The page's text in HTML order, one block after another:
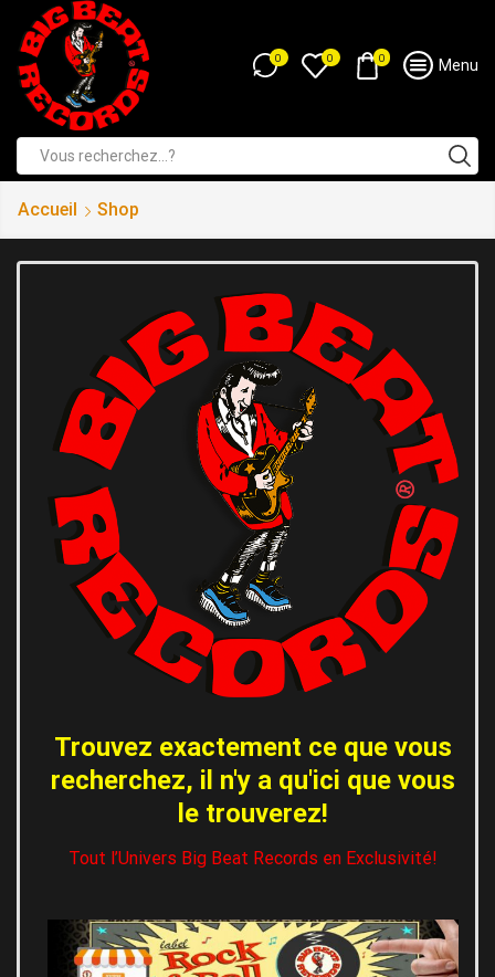
0 0 0 Menu
Accueil Shop
Trouvez exactement ce que vous
recherchez, il n'y a qu'ici que vous
le trouverez!
Tout l’Univers Big Beat Records en Exclusivité!